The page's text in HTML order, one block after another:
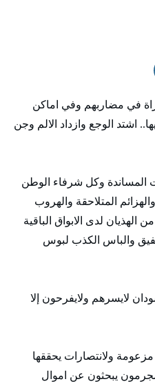
في مضاربهم وفي اماكن
اشتد الوجع وازداد الالم وجن
المساندة وكل شرفاء الوطن
المتلاحقة والهروب
لدى الابواق الباقية
والباس الكذب لبوس
لايسرهم ولايفرحون إلا
ولانتصارات يحققها
مجرمون يبحثون عن اموال